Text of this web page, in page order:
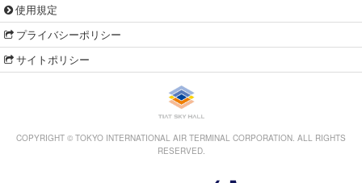
使用規定
プライバシーポリシー
サイトポリシー
COPYRIGHT © TOKYO INTERNATIONAL AIR TERMINAL CORPORATION. ALL RIGHTS
RESERVED.